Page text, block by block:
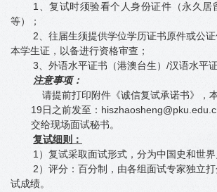
1、复试时须验看个人身份证件（永久居
等）；
2、往届生须提供学位学历证书原件或公
本学生证，以备进行资格审查；
3、 外语水平证书（港澳台生）/汉语水平
注意事项：
请提前打印附件《诚信复试承诺书》，
19日之前发至：
交给现场面试秘书。
复试细则：
1）复试采取面试形式，分为中国史和世界
2）评分：百分制，由各组面试专家独立
试成绩。